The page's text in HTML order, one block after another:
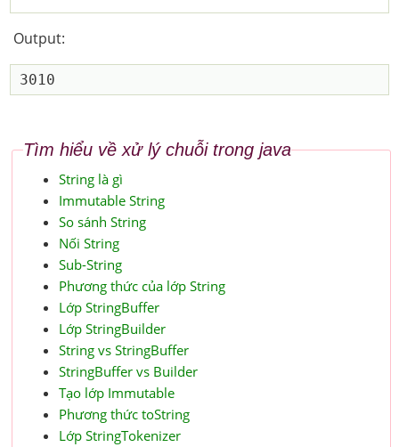
Output:
Tìm hiểu về xử lý chuỗi trong java
String là gì
Immutable String
So sánh String
Nối String
Sub-String
Phương thức của lớp String
Lớp StringBuffer
Lớp StringBuilder
String vs StringBuffer
StringBuffer vs Builder
Tạo lớp Immutable
Phương thức toString
Lớp StringTokenizer